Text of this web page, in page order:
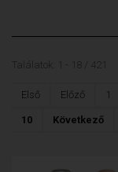
Találatok: 1 - 18 / 421
Első Előző 1
10 Következő